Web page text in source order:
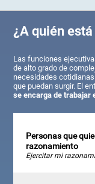
¿A quién
Las funciones
de alto grado de
necesidades
que puedan surgir. El
se encarga de
Personas que
razonamiento
Ejercitar mi